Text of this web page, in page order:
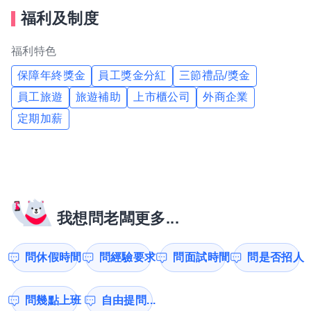
福利及制度
福利特色
保障年終獎金 員工獎金分紅
三節禮品/獎金
員工旅遊
旅遊補助 上市櫃公司
外商企業
定期加薪
我想問老闆更多...
問休假時間 問經驗要求 問面試時間 問是否招人
問幾點上班 自由提問...